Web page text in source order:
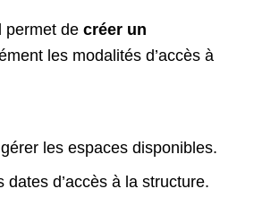
permet de créer un
les modalités d’accès à
les espaces disponibles.
d’accès à la structure.